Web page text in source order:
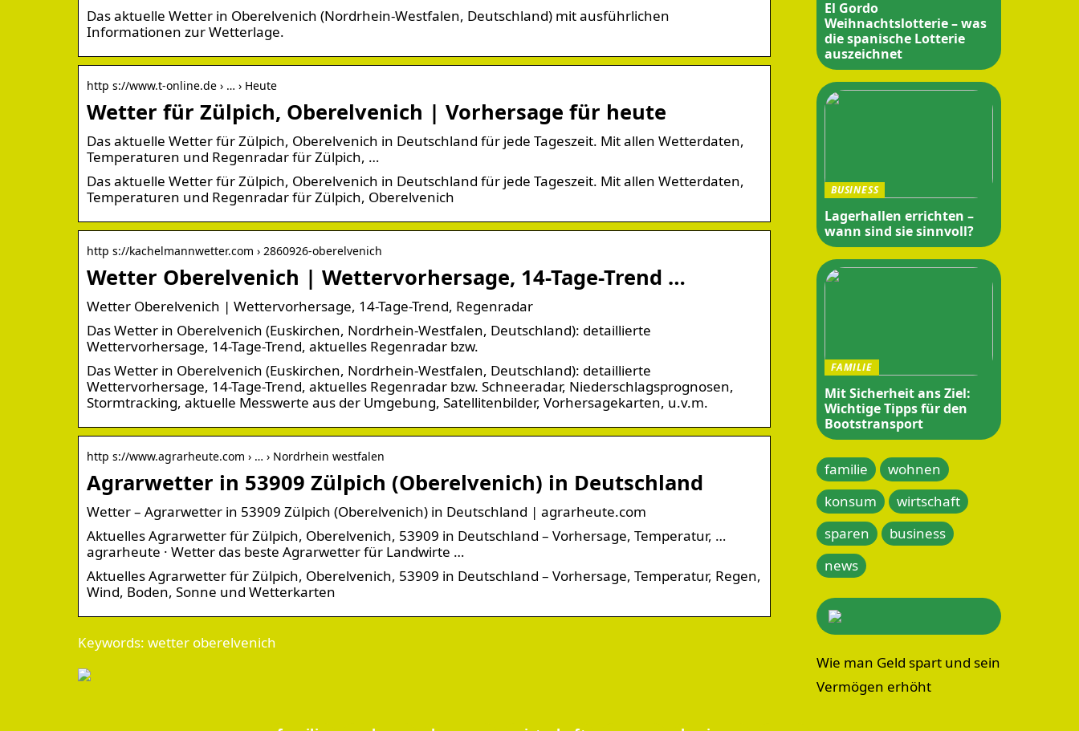
Das aktuelle Wetter in Oberelvenich (Nordrhein-Westfalen, Deutschland) mit ausführlichen
Informationen zur Wetterlage.
http s://www.t-online.de › … › Heute
Wetter für Zülpich, Oberelvenich | Vorhersage für heute
Das aktuelle Wetter für Zülpich, Oberelvenich in Deutschland für jede Tageszeit. Mit allen Wetterdaten,
Temperaturen und Regenradar für Zülpich, …
Das aktuelle Wetter für Zülpich, Oberelvenich in Deutschland für jede Tageszeit. Mit allen Wetterdaten,
Temperaturen und Regenradar für Zülpich, Oberelvenich
http s://kachelmannwetter.com › 2860926-oberelvenich
Wetter Oberelvenich | Wettervorhersage, 14-Tage-Trend …
Wetter Oberelvenich | Wettervorhersage, 14-Tage-Trend, Regenradar
Das Wetter in Oberelvenich (Euskirchen, Nordrhein-Westfalen, Deutschland): detaillierte
Wettervorhersage, 14-Tage-Trend, aktuelles Regenradar bzw.
Das Wetter in Oberelvenich (Euskirchen, Nordrhein-Westfalen, Deutschland): detaillierte
Wettervorhersage, 14-Tage-Trend, aktuelles Regenradar bzw. Schneeradar, Niederschlagsprognosen,
Stormtracking, aktuelle Messwerte aus der Umgebung, Satellitenbilder, Vorhersagekarten, u.v.m.
http s://www.agrarheute.com › … › Nordrhein westfalen
Agrarwetter in 53909 Zülpich (Oberelvenich) in Deutschland
Wetter – Agrarwetter in 53909 Zülpich (Oberelvenich) in Deutschland | agrarheute.com
Aktuelles Agrarwetter für Zülpich, Oberelvenich, 53909 in Deutschland – Vorhersage, Temperatur, …
agrarheute · Wetter das beste Agrarwetter für Landwirte …
Aktuelles Agrarwetter für Zülpich, Oberelvenich, 53909 in Deutschland – Vorhersage, Temperatur, Regen,
Wind, Boden, Sonne und Wetterkarten
Keywords: wetter oberelvenich
El Gordo
Weihnachtslotterie – was
die spanische Lotterie
auszeichnet
BUSINESS
Lagerhallen errichten –
wann sind sie sinnvoll?
FAMILIE
Mit Sicherheit ans Ziel:
Wichtige Tipps für den
Bootstransport
familie
wohnen
konsum
wirtschaft
sparen
business
news
Wie man Geld spart und sein
Vermögen erhöht